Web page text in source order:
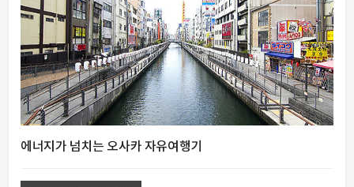
에너지가 넘치는 오사카 자유여행기